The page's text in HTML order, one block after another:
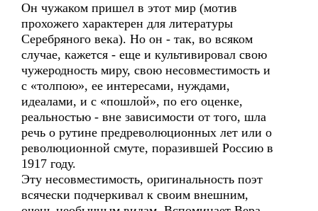
Он чужаком пришел в этот мир (мотив
прохожего характерен для литературы
Серебряного века). Но он - так, во всяком
случае, кажется - еще и культивировал свою
чужеродность миру, свою несовместимость и
с «толпою», ее интересами, нуждами,
идеалами, и с «пошлой», по его оценке,
реальностью - вне зависимости от того, шла
речь о рутине предреволюционных лет или о
революционной смуте, поразившей Россию в
1917 году.
Эту несовместимость, оригинальность поэт
всячески подчеркивал к своим внешним,